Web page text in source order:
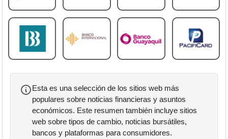
Esta es una selección de los sitios web más
populares sobre noticias financieras y asuntos
económicos. Este resumen también incluye sitios
web sobre tipos de cambio, noticias bursátiles,
bancos y plataformas para consumidores.